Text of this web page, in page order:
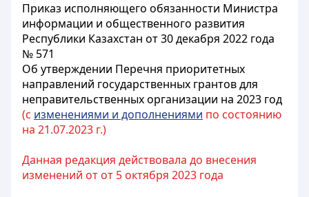
Приказ исполняющего обязанности Министра
информации и общественного развития
Республики Казахстан от 30 декабря 2022 года
№ 571
Об утверждении Перечня приоритетных
направлений государственных грантов для
неправительственных организации на 2023 год
(с изменениями и дополнениями по состоянию
на 21.07.2023 г.)
Данная редакция действовала до внесения
изменений от от 5 октября 2023 года